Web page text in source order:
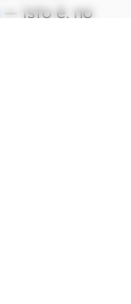
— isto é, no